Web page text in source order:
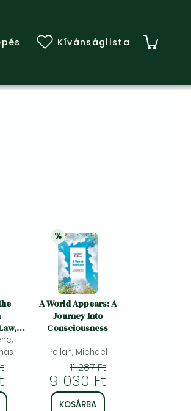
Kívánságlista
in
20%
% kedvezmény
A World Appears: A
Journey Into
Consciousness
Pollan, Michael
11 287 Ft
9 030 Ft
KOSÁRBA